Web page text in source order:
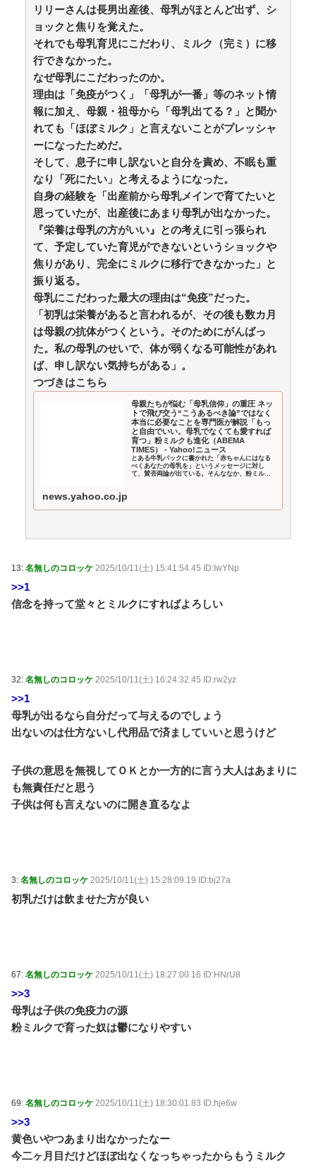
インドネシア、”ドラえもん”が16人いた / 5chまとめ
MAP(総合)
NEW! (8/10 01:55)
【教育】9割の親が「きちんと学校で教えてほしい」
も…日本で性教育が一向に進まない裏事情を元教師が指
摘 / 5chまとめMAP(総合)
【悲報】モーニング娘。'26新曲「YesかNoか私か」18
期3人にソロパートなし / 5chまとめMAP(総合) NEW!
(8/10 01:29)
【マジかよ】外国人「なぜ日本の大家は差別するん
だ」→現役大家の実録に反論できず / 5chまとめMAP(総
合) NEW! (8/10 01:27)
眼瞼下垂の手術した私に「整形成功おめでと～ｗｗ」
とイジり倒す同僚女、不安な時にグロ画像見せて喜び、
真剣に拒絶しても「ムキになってるｗ」と嘲笑…人の病
気と手術を娯楽にすんなよ！！ / おまとめアンテナ
NEW!
(8/10 01:19)
西郷隆盛ってなんで石にされたの / 5chまとめMAP(総
合) NEW! (8/10 01:13)
【千葉】「波にさらわれ姿が見えない」八街市の男性
（38）波にさらわれ死亡... / おまとめアンテナ
辛ラーメン美味すぎやろ / おまとめアンテナ NEW!
22:26)
劇場移転で豊永阿紀が意気込み「いま一度アピール」
/ おまとめアンテナ (8/9 20:06)
【J2第1節 山形×栃木C】山形は百年構想リーグでシー
ズンW喫した栃木C下し開幕白星！川名連介は移籍後初
ゴール / おまとめアンテナ (8/9 16:30)
リリーさんは長男出産後、母乳がほとんど出ず、シ
ョックと焦りを覚えた。
それでも母乳育児にこだわり、ミルク（完ミ）に移
行できなかった。
なぜ母乳にこだわったのか。
理由は「免疫がつく」「母乳が一番」等のネット情
報に加え、母親・祖母から「母乳出てる？」と聞か
れても「ほぼミルク」と言えないことがプレッシャ
ーになったためだ。
そして、息子に申し訳ないと自分を責め、不眠も重
なり「死にたい」と考えるようになった。
自身の経験を「出産前から母乳メインで育てたいと
思っていたが、出産後にあまり母乳が出なかった。
『栄養は母乳の方がいい』との考えに引っ張られ
て、予定していた育児ができないというショックや
焦りがあり、完全にミルクに移行できなかった」と
振り返る。
母乳にこだわった最大の理由は“免疫”だった。
「初乳は栄養があると言われるが、その後も数カ月
は母親の抗体がつくという。そのためにがんばっ
た。私の母乳のせいで、体が弱くなる可能性があれ
ば、申し訳ない気持ちがある」。
つづきはこちら
母親たちが悩む「母乳信仰」の重圧 ネッ
トで飛び交う“こうあるべき論”ではなく
本当に必要なことを専門医が解説「もっ
と自由でいい。母乳でなくても愛すれば
育つ」粉ミルクも進化（ABEMA
TIMES） - Yahoo!ニュース
とある牛乳パックに書かれた「赤ちゃんにはなる
べくあなたの母乳を」というメッセージに対し
て、賛否両論が出ている。そんななか、粉ミルク
news.yahoo.co.jp
13: 名無しのコロッケ 2025/10/11(土) 15:41:54.45 ID:IwYNp
>>1
信念を持って堂々とミルクにすればよろしい
32: 名無しのコロッケ 2025/10/11(土) 16:24:32.45 ID:rw2yz
>>1
母乳が出るなら自分だって与えるのでしょう
出ないのは仕方ないし代用品で済ましていいと思うけど
子供の意思を無視してＯＫとか一方的に言う大人はあまりに
も無責任だと思う
子供は何も言えないのに開き直るなよ
3: 名無しのコロッケ 2025/10/11(土) 15:28:09.19 ID:bj27a
初乳だけは飲ませた方が良い
67: 名無しのコロッケ 2025/10/11(土) 18:27:00.16 ID:HNrU8
>>3
母乳は子供の免疫力の源
粉ミルクで育った奴は鬱になりやすい
69: 名無しのコロッケ 2025/10/11(土) 18:30:01.83 ID:hje6w
>>3
黄色いやつあまり出なかったなー
今二ヶ月目だけどほぼ出なくなっちゃったからもうミルク